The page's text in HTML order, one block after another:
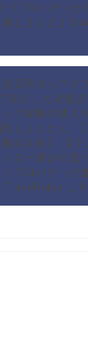
イプロパティが
しました |
産運用ならマイ
安心した老後資
ア保険の個人
しました に
式会社】 【マ
ター選びの思
プロパティが
TrendPulse より